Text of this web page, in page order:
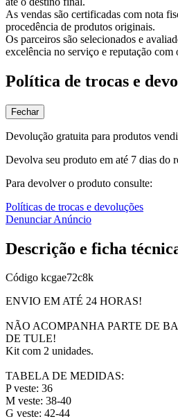
As vendas são certificadas com nota
procedência de produtos originais.
Os parceiros são selecionados e
excelência no serviço e reputação com
Política de trocas e
Fechar
Devolução gratuita para produtos
Devolva seu produto em até 7 dias do
Para devolver o produto consulte:
Políticas de trocas e devoluções
Denunciar Anúncio
Descrição e ficha
Código kcgae72c8k
ENVIO EM ATÉ 24 HORAS!
NÃO ACOMPANHA PARTE DE
DE TULE!
Kit com 2 unidades.
TABELA DE MEDIDAS:
P veste: 36
M veste: 38-40
G veste: 42-44